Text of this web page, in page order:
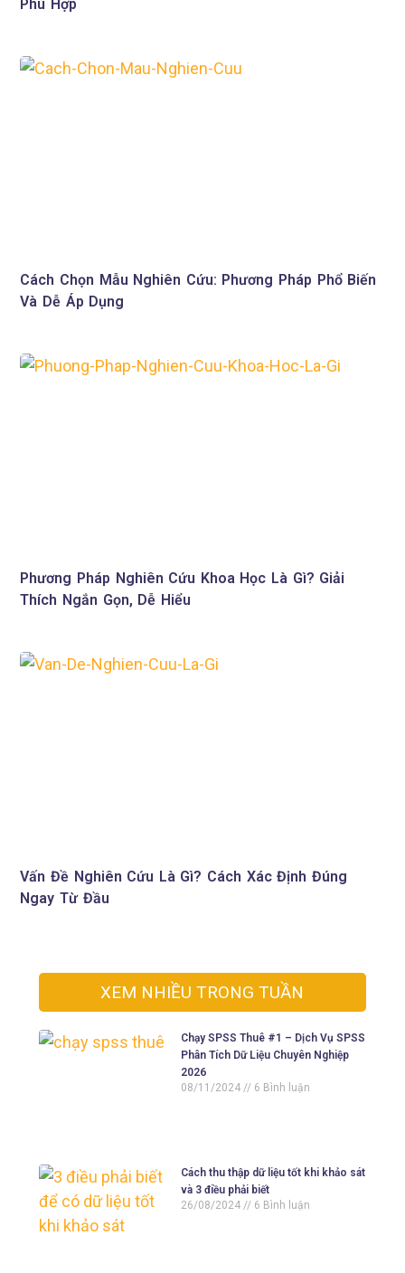
Phù Hợp
Cách Chọn Mẫu Nghiên Cứu: Phương Pháp Phổ Biến
Và Dễ Áp Dụng
Phương Pháp Nghiên Cứu Khoa Học Là Gì? Giải
Thích Ngắn Gọn, Dễ Hiểu
Vấn Đề Nghiên Cứu Là Gì? Cách Xác Định Đúng
Ngay Từ Đầu
XEM NHIỀU TRONG TUẦN
Chạy SPSS Thuê #1 – Dịch Vụ SPSS
Phân Tích Dữ Liệu Chuyên Nghiệp
2026
08/11/2024
6 Bình luận
Cách thu thập dữ liệu tốt khi khảo sát
và 3 điều phải biết
26/08/2024
6 Bình luận